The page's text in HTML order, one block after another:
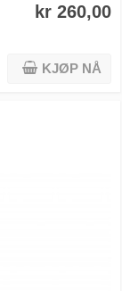
kr 260,00
KJØP NÅ